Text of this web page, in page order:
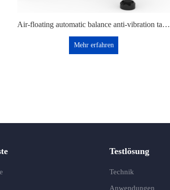
Air-floating automatic balance anti-vibration table
Mehr erfahren
Testlösung
Technik
Anwendungen